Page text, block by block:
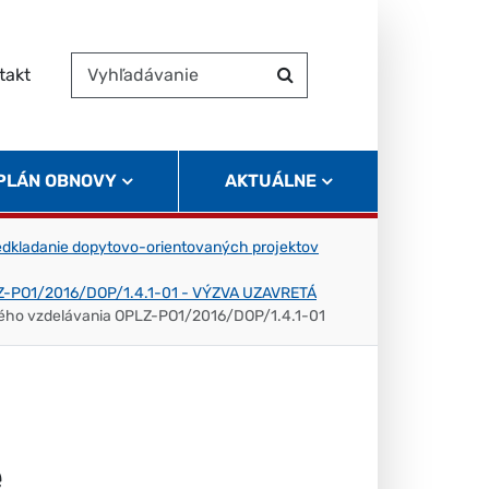
Vyhľadávanie
Hľadať
OBNOVY AKTUÁLNE
dopytovo-orientovaných projektov
2016/DOP/1.4.1-01 - VÝZVA UZAVRETÁ
vzdelávania OPLZ-PO1/2016/DOP/1.4.1-01